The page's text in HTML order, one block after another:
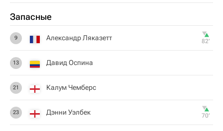
Запасные
9 Александр Ляказетт 82‎’‎
13 Давид Оспина
21 Калум Чемберс
23 Дэнни Уэлбек 70‎’‎